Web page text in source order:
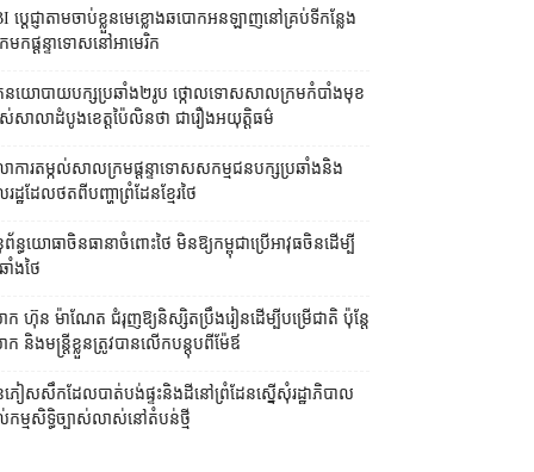
ប្ដេជ្ញា​តាម​ចាប់ខ្លួន​មេខ្លោង​ឆបោក​អនឡាញ​នៅ​គ្រប់​ទីកន្លែង​
ក​ផ្ដន្ទាទោស​នៅ​អាមេរិក
នយោបាយ​បក្ស​ប្រឆាំង​២​រូប ថ្កោលទោស​សាលក្រម​កំបាំងមុខ​
សាលាដំបូង​ខេត្ត​ប៉ៃលិន​ថា ជា​រឿង​អយុត្តិធម៌
ការ​តម្កល់​សាលក្រម​ផ្ដន្ទាទោស​សកម្មជន​បក្ស​ប្រឆាំង​និង​
ដ្ឋ​ដែល​ថត​ពី​បញ្ហា​ព្រំដែន​ខ្មែរ​ថៃ
ន្ធយោធា​ចិន​ធានា​ចំពោះ​ថៃ មិន​ឱ្យ​កម្ពុជា​ប្រើ​អាវុធ​ចិន​ដើម្បី​
ាំង​ថៃ
ហ៊ុន ម៉ាណែត ជំរុញ​ឱ្យ​និស្សិត​ប្រឹងរៀន​ដើម្បី​បម្រើ​ជាតិ ប៉ុន្តែ​
និង​មន្ត្រី​​ខ្លួន​ត្រូវ​បាន​លើក​បន្តុប​ពី​ម៉ែឪ
ៀសសឹក​ដែល​បាត់បង់​ផ្ទះ​និង​ដី​នៅ​ព្រំដែន​ស្នើសុំ​រដ្ឋាភិបាល​
កម្មសិទ្ធិ​ច្បាស់លាស់​នៅ​តំបន់​ថ្មី